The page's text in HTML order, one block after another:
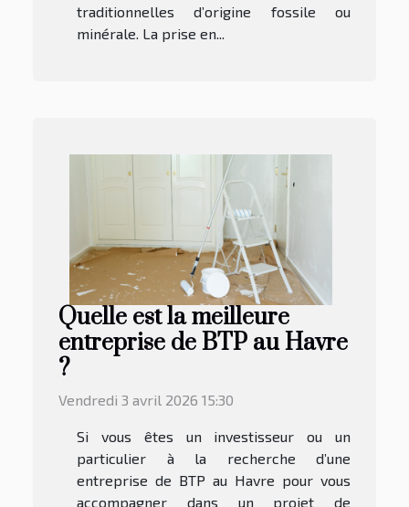
traditionnelles d’origine fossile ou
minérale. La prise en...
Quelle est la meilleure
entreprise de BTP au Havre
?
Vendredi 3 avril 2026 15:30
Si vous êtes un investisseur ou un
particulier à la recherche d’une
entreprise de BTP au Havre pour vous
accompagner dans un projet de